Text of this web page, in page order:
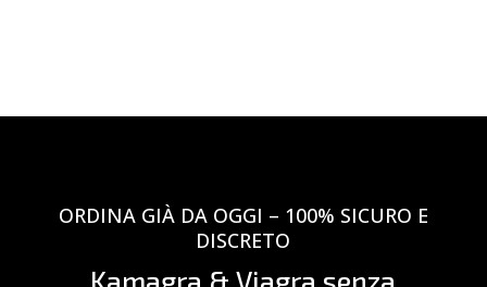
ORDINA GIÀ DA OGGI – 100% SICURO E
DISCRETO